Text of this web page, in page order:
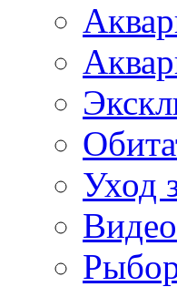
Уход
Видео